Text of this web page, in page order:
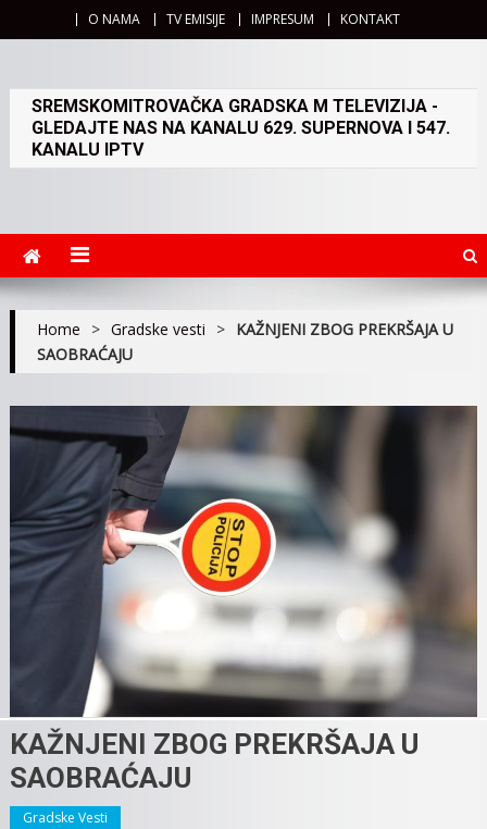
O NAMA TV EMISIJE IMPRESUM KONTAKT
SREMSKOMITROVAČKA GRADSKA M TELEVIZIJA -
GLEDAJTE NAS NA KANALU 629. SUPERNOVA I 547.
KANALU IPTV
Home > Gradske vesti > KAŽNJENI ZBOG PREKRŠAJA U
SAOBRAĆAJU
KAŽNJENI ZBOG PREKRŠAJA U
SAOBRAĆAJU
Gradske Vesti